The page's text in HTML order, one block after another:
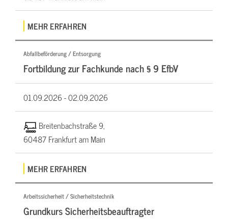
MEHR ERFAHREN
Abfallbeförderung / Entsorgung
Fortbildung zur Fachkunde nach § 9 EfbV
01.09.2026 -02.09.2026
Breitenbachstraße 9,
60487 Frankfurt am Main
MEHR ERFAHREN
Arbeitssicherheit / Sicherheitstechnik
Grundkurs Sicherheitsbeauftragter